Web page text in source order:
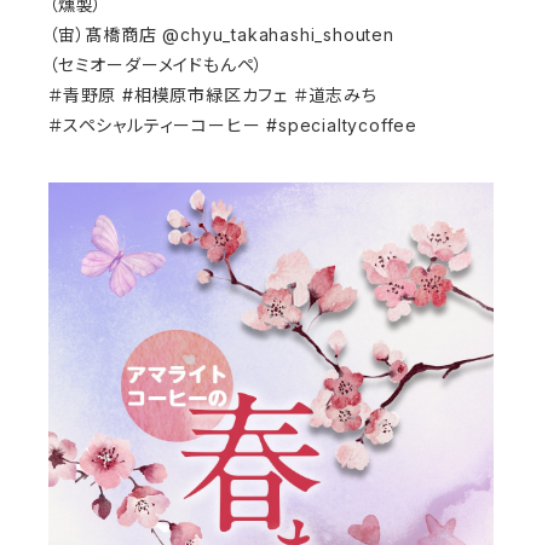
（燻製）
（宙）髙橋商店 @chyu_takahashi_shouten
（セミオーダーメイドもんペ）
＃青野原 #相模原市緑区カフェ ＃道志みち
＃スペシャルティーコーヒー #specialtycoffee